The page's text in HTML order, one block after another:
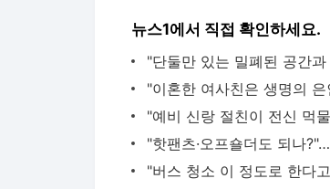
뉴스1에서 직접 확인하세요.